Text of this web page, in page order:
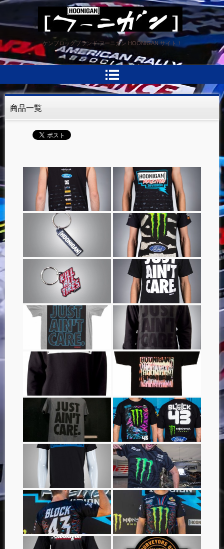
HOONIGAN フーニガン
ケンブロックブランド フーニガン HOONIGAN サイト！
商品一覧